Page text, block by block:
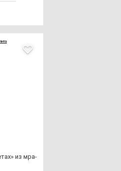
из мра­